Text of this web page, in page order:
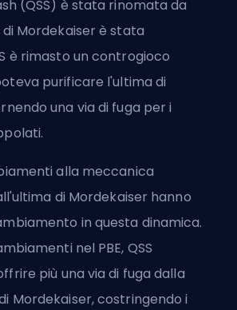
(QSS) è stata rinomata da
Mordekaiser è stata
è rimasto un controgioco
purificare l'ultima di
una via di fuga per i
alla meccanica
di Mordekaiser hanno
in questa dinamica.
nel PBE, QSS
più una via di fuga dalla
Mordekaiser, costringendo i